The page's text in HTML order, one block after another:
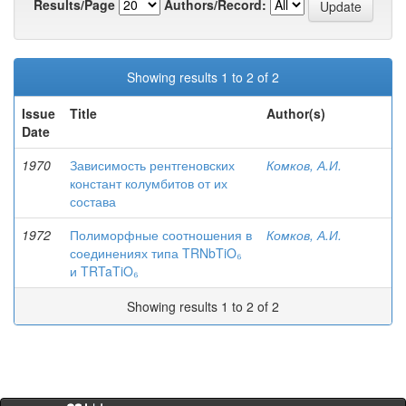
Results/Page
Authors/Record:
Showing results 1 to 2 of 2
Issue
Date
Title Author(s)
1970
Зависимость рентгеновских
констант колумбитов от их
состава
Комков, А.И.
1972
Полиморфные соотношения в
соединениях типа TRNbTiO₆
и TRTaTiO₆
Комков, А.И.
Showing results 1 to 2 of 2